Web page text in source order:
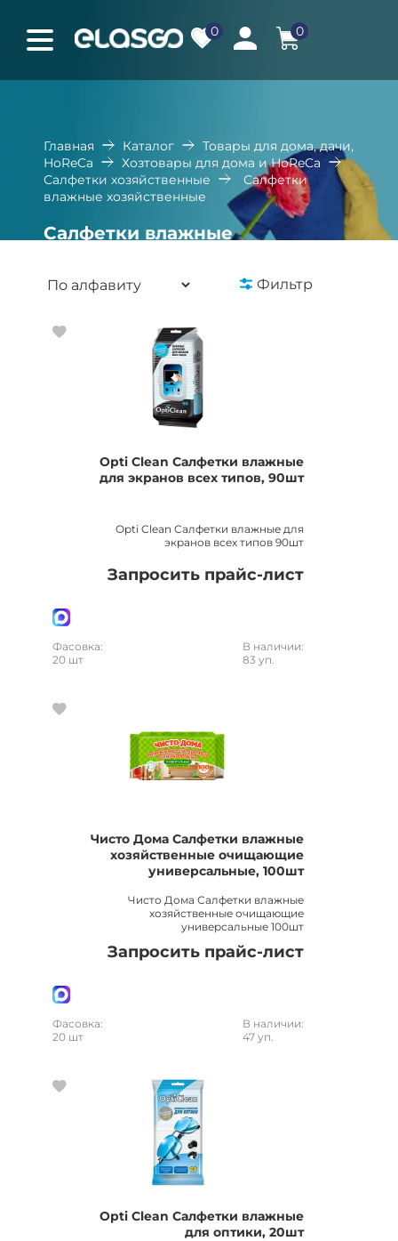
0 0
Главная Каталог
Товары для дома, дачи,
HoReCa
Хозтовары для дома и HoReCa
Салфетки хозяйственные
Салфетки
влажные хозяйственные
Салфетки влажные
Фильтр
Opti Clean Салфетки влажные
для экранов всех типов, 90шт
Opti Clean Салфетки влажные для
экранов всех типов 90шт
Запросить прайс-лист
Фасовка:
20 шт
В наличии:
83 уп.
Чисто Дома Салфетки влажные
хозяйственные очищающие
универсальные, 100шт
Чисто Дома Салфетки влажные
хозяйственные очищающие
универсальные 100шт
Запросить прайс-лист
Фасовка:
20 шт
В наличии:
47 уп.
Opti Clean Салфетки влажные
для оптики, 20шт